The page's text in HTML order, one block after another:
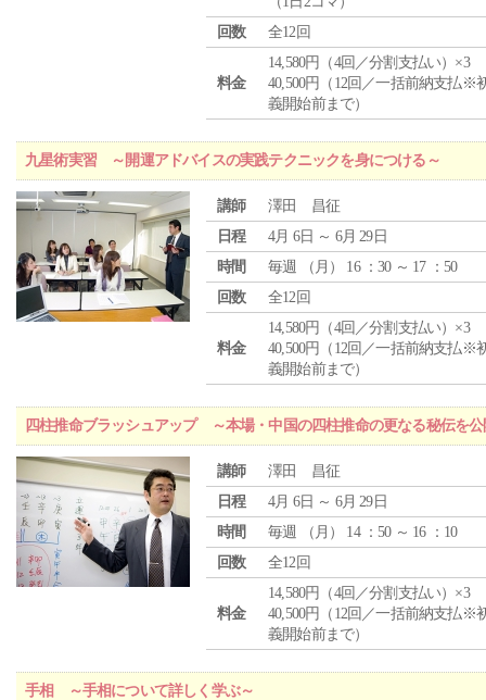
回数
全12回
料金
14,580円（4回／分割支払い）×3
40,500円（12回／一括前納支払※
義開始前まで）
九星術実習 ～開運アドバイスの実践テクニックを身につける～
講師
澤田 昌征
日程
4月 6日 ～ 6月 29日
時間
毎週 （ 月 ） 16 ：30 ～ 17 ：50
回数
全12回
料金
14,580円（4回／分割支払い）×3
40,500円（12回／一括前納支払※
義開始前まで）
四柱推命ブラッシュアップ ～本場・中国の四柱推命の更なる秘伝を
講師
澤田 昌征
日程
4月 6日 ～ 6月 29日
時間
毎週 （ 月 ） 14 ：50 ～ 16 ：10
回数
全12回
料金
14,580円（4回／分割支払い）×3
40,500円（12回／一括前納支払※
義開始前まで）
手相 ～手相について詳しく学ぶ～